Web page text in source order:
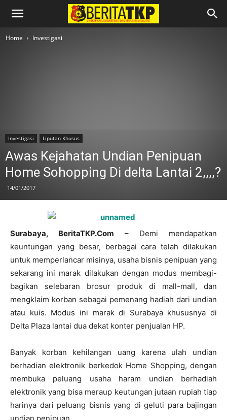
Home Investigasi
Investigasi Liputan Khusus
Awas Kejahatan Undian Penipuan
Home Sohopping Di delta Lantai 2,,,,?
14/01/2017
Surabaya, BeritaTKP.Com – Demi mendapatkan
keuntungan yang besar, berbagai cara telah dilakukan
untuk memperlancar misinya, usaha bisnis penipuan yang
sekarang ini marak dilakukan dengan modus membagi-
bagikan selebaran brosur produk di mall-mall, dan
mengklaim korban sebagai pemenang hadiah dari undian
atau kuis. Modus ini marak di Surabaya khususnya di
Delta Plaza lantai dua dekat konter penjualan HP.
Banyak korban kehilangan uang karena ulah undian
berhadian elektronik berkedok Home Shopping, dengan
membuka peluang usaha haram undian berhadiah
elektronik yang bisa meraup keutungan jutaan rupiah tiap
harinya dari peluang bisnis yang di geluti para bajingan